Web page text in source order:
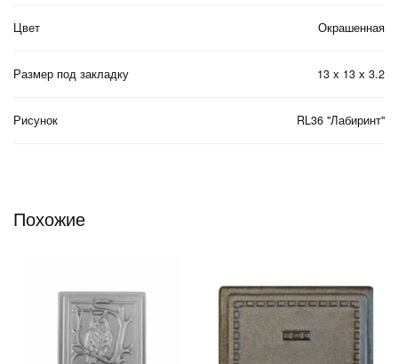
Цвет Окрашенная
Размер под закладку 13 х 13 х 3.2
Рисунок RL36 "Лабиринт"
Похожие